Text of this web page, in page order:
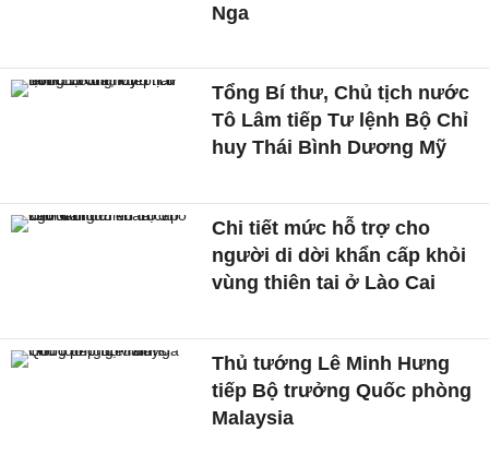
Nga
Tổng Bí thư, Chủ tịch nước
Tô Lâm tiếp Tư lệnh Bộ Chỉ
huy Thái Bình Dương Mỹ
Chi tiết mức hỗ trợ cho
người di dời khẩn cấp khỏi
vùng thiên tai ở Lào Cai
Thủ tướng Lê Minh Hưng
tiếp Bộ trưởng Quốc phòng
Malaysia